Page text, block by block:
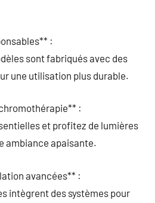
:
sont fabriqués avec des
une utilisation plus durable.
:
et profitez de lumières
ambiance apaisante.
avancées** :
intègrent des systèmes pour